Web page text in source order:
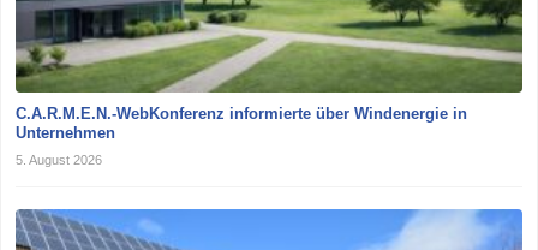
C.A.R.M.E.N.-WebKonferenz informierte über Windenergie in
Unternehmen
5. August 2026